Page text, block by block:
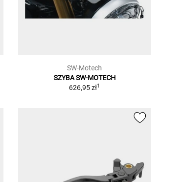
SW-Motech
SZYBA SW-MOTECH
626,95 zł1